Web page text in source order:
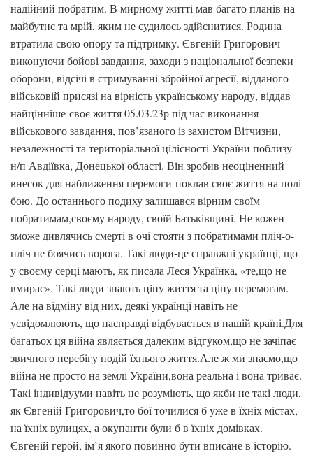
надійний побратим. В мирному житті мав багато планів на
майбутнє та мрій, яким не судилось здійснитися. Родина
втратила свою опору та підтримку. Євгеній Григорович
виконуючи бойові завдання, заходи з національної безпеки
оборони, відсічі в стримуванні збройної агресії, відданого
військовій присязі на вірність українському народу, віддав
найцінніше-своє життя 05.03.23р під час виконання
військового завдання, пов’язаного із захистом Вітчизни,
незалежності та територіальної цілісності України поблизу
н/п Авдіївка, Донецької області. Він зробив неоціненний
внесок для наближення перемоги-поклав своє життя на полі
бою. До останнього подиху залишався вірним своїм
побратимам,своєму народу, своїй Батьківщині. Не кожен
зможе дивлячись смерті в очі стояти з побратимами пліч-о-
пліч не боячись ворога. Такі люди-це справжні українці, що
у своєму серці мають, як писала Леся Українка, «те,що не
вмирає». Такі люди знають ціну життя та ціну перемогам.
Але на відміну від них, деякі українці навіть не
усвідомлюють, що насправді відбувається в нашій країні.Для
багатьох ця війна являється далеким відгуком,що не зачіпає
звичного перебігу подій їхнього життя.Але ж ми знаємо,що
війна не просто на землі України,вона реальна і вона триває.
Такі індивідууми навіть не розуміють, що якби не такі люди,
як Євгеній Григорович,то бої точилися б уже в їхніх містах,
на їхніх вулицях, а окупанти були б в їхніх домівках.
Євгеній герой, ім’я якого повинно бути вписане в історію.